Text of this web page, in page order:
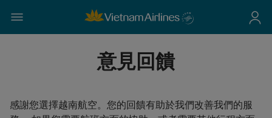
意見回饋
感謝您選擇越南航空。您的回饋有助於我們改善我們的服